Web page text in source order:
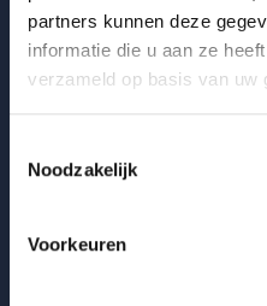
partners kunnen deze
informatie die u aan ze
verzameld op basis van uw
Noodzakelijk
Voorkeuren
Lees meer